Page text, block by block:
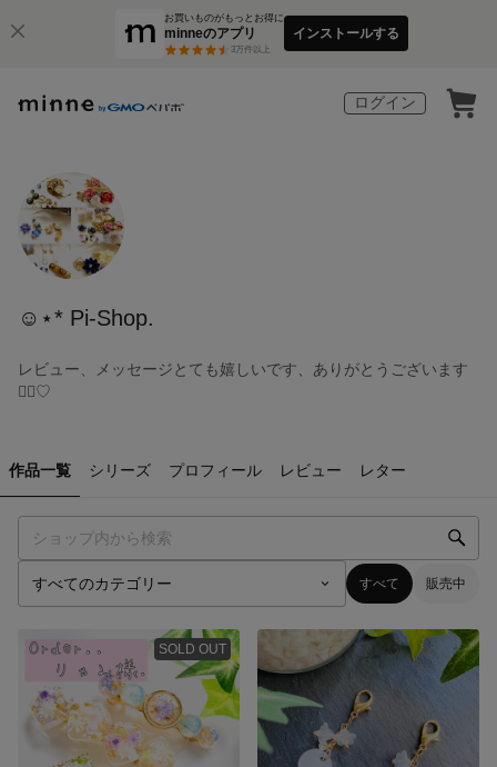
お買いものがもっとお得に
minneのアプリ
3万件以上
インストールする
ログイン
☺︎⋆︎* Pi-Shop.
レビュー、メッセージとても嬉しいです、ありがとうございます
🙇‍♀️♡
作品一覧 シリーズ プロフィール レビュー レター
すべて 販売中
SOLD OUT